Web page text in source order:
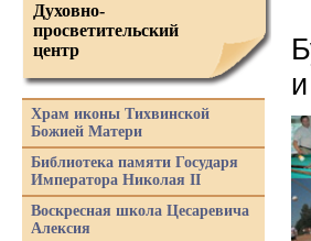
Духовно-
просветительский
центр
Храм иконы Тихвинской
Божией Матери
Библиотека памяти Государя
Императора Николая II
Воскресная школа Цесаревича
Алексия